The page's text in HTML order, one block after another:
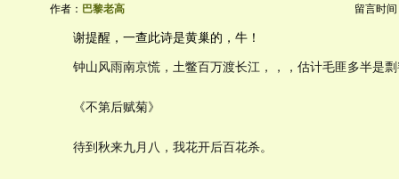
作者： 巴黎老高 留言时间
谢提醒，一查此诗是黄巢的，牛！
钟山风雨南京慌，土鳖百万渡长江，，，估计毛匪多半是
《不第后赋菊》
待到秋来九月八，我花开后百花杀。